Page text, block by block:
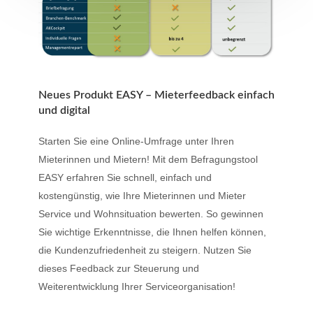
Neues Produkt EASY – Mieterfeedback einfach
und digital
Starten Sie eine Online-Umfrage unter Ihren
Mieterinnen und Mietern! Mit dem Befragungstool
EASY erfahren Sie schnell, einfach und
kostengünstig, wie Ihre Mieterinnen und Mieter
Service und Wohnsituation bewerten. So gewinnen
Sie wichtige Erkenntnisse, die Ihnen helfen können,
die Kundenzufriedenheit zu steigern. Nutzen Sie
dieses Feedback zur Steuerung und
Weiterentwicklung Ihrer Serviceorganisation!